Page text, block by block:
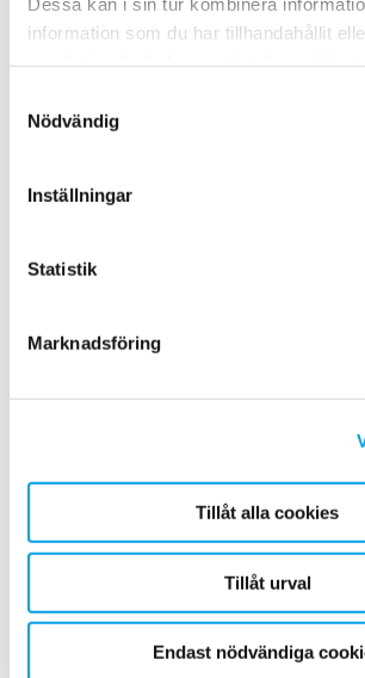
information som du har tillhandahållit
Nödvändig
Inställningar
Statistik
Marknadsföring
Tillåt alla cookies
Tillåt urval
Endast nödvändiga
Uttorkningsförloppet kan